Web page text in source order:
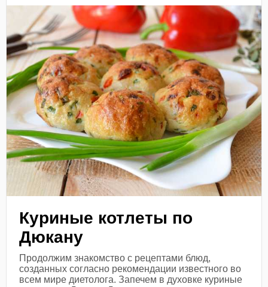
Куриные котлеты по
Дюкану
Продолжим знакомство с рецептами блюд,
созданных согласно рекомендации известного во
всем мире диетолога. Запечем в духовке куриные